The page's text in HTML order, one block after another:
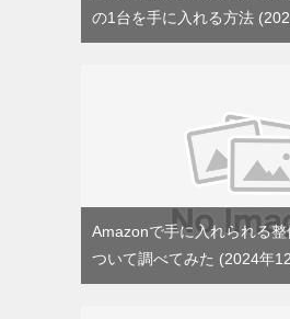
の1台を手に入れる方法
Amazonで手に入れられる
ついて調べてみた
2024年